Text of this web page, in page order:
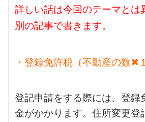
詳しい話は今回のテーマとは
別の記事で書きます。
・登録免許税（不動産の数✖
登記申請をする際には、登録
金がかかります。住所変更登